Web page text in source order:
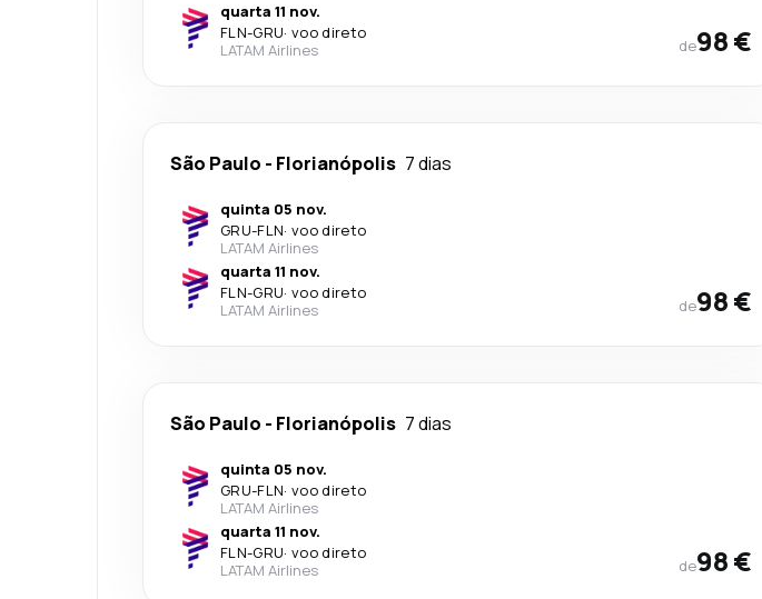
quarta 11 nov.
FLN-GRU· voo direto
LATAM Airlines
de98 €
São Paulo - Florianópolis 7 dias
quinta 05 nov.
GRU-FLN· voo direto
LATAM Airlines
quarta 11 nov.
FLN-GRU· voo direto
LATAM Airlines
de98 €
São Paulo - Florianópolis 7 dias
quinta 05 nov.
GRU-FLN· voo direto
LATAM Airlines
quarta 11 nov.
FLN-GRU· voo direto
LATAM Airlines
de98 €